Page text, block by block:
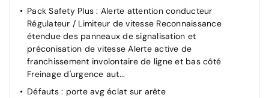
Pack Safety Plus : Alerte attention conducteur
Régulateur / Limiteur de vitesse Reconnaissance
étendue des panneaux de signalisation et
préconisation de vitesse Alerte active de
franchissement involontaire de ligne et bas côté
Freinage d'urgence aut...
Défauts : porte avg éclat sur arête